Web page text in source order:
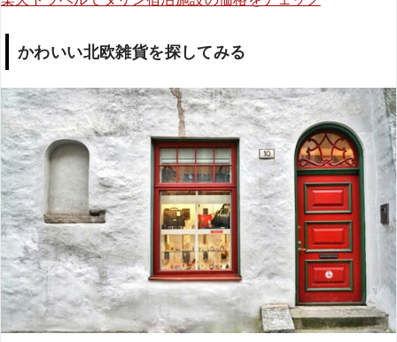
かわいい北欧雑貨を探してみる